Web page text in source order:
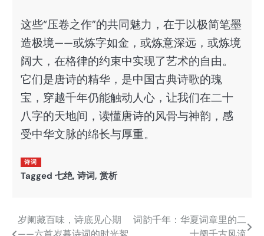
这些“压卷之作”的共同魅力，在于以极简笔墨
造极境——或炼字如金，或炼意深远，或炼境
阔大，在格律的约束中实现了艺术的自由。
它们是唐诗的精华，是中国古典诗歌的瑰
宝，穿越千年仍能触动人心，让我们在二十
八字的天地间，读懂唐诗的风骨与神韵，感
受中华文脉的绵长与厚重。
诗词
Tagged 七绝, 诗词, 赏析
文
岁阑藏百味，诗底见心期
词韵千年：华夏词章里的二